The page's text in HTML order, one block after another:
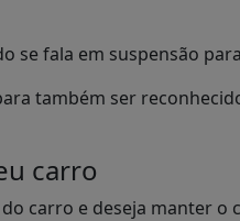
se fala em suspensão
também ser
carro
carro e deseja manter o